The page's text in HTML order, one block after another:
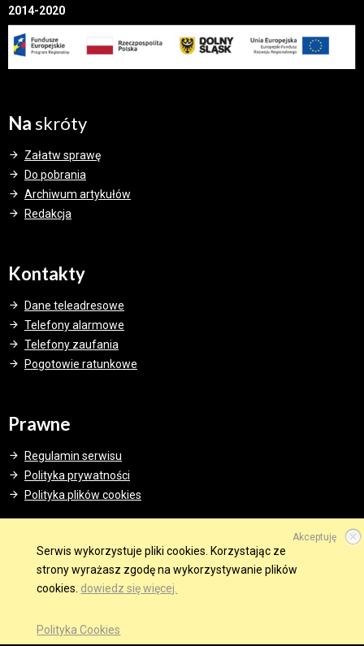
2014-2020
Naskróty
Załatw sprawę
Do pobrania
Archiwum artykułów
Redakcja
Kontakty
Dane teleadresowe
Telefony alarmowe
Telefony zaufania
Pogotowie ratunkowe
Prawne
Regulamin serwisu
Polityka prywatności
Polityka plików cookies
© 2015 Wszelkie prawa zastrzeżone.
WINDWEB - Strony Internetowe
Akceptuję
Serwis wykorzystuje pliki cookies. Korzystając ze
strony wyrażasz zgodę na wykorzystywanie plików
cookies. dowiedz się więcej.
Polityka Cookies